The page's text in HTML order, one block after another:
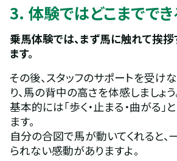
3. 体験ではどこまででき
乗馬体験では、まず馬に触れて挨
ます。
その後、スタッフのサポートを受け
り、馬の背中の高さを体感しましょう
基本的には「歩く・止まる・曲がる
ます。
自分の合図で馬が動いてくれると
られない感動がありますよ。